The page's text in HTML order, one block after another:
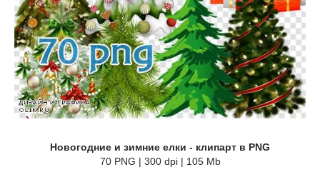
Новогодние и зимние елки - клипарт в PNG
70 PNG | 300 dpi | 105 Mb